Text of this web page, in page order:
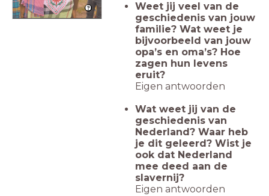
Weet jij veel van de
geschiedenis van jouw
familie? Wat weet je
bijvoorbeeld van jouw
opa’s en oma’s? Hoe
zagen hun levens
eruit?
Eigen antwoorden
Wat weet jij van de
geschiedenis van
Nederland? Waar heb
je dit geleerd? Wist je
ook dat Nederland
mee deed aan de
slavernij?
Eigen antwoorden